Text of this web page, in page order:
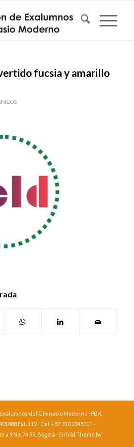
fucsia y amarillo
del Gimnasio Moderno · PBX
Ext. 112 · Cel. +57 310 2345111 -
9 No. 74 99, Bogotá - Enfold Theme by